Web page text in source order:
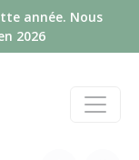
année. Nous
2026